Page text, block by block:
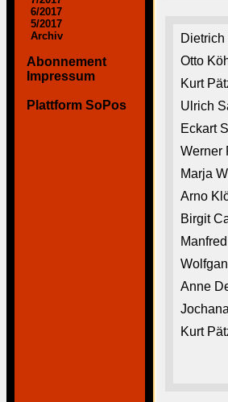
6/2017
5/2017
Archiv
Abonnement
Impressum
Plattform SoPos
Dietrich
Otto
Kurt
Ulrich
Eckart
Werner
Marja
Arno
Birgit
Anne
Kurt